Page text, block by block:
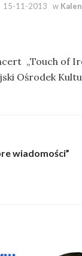
15-11-2013 w
„Touch of
Ośrodek
wiadomości”